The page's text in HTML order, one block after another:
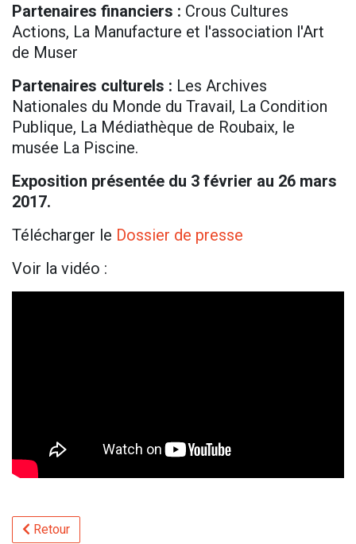
Partenaires financiers : Crous Cultures
Actions, La Manufacture et l'association l'Art
de Muser
Partenaires culturels : Les Archives
Nationales du Monde du Travail, La Condition
Publique, La Médiathèque de Roubaix, le
musée La Piscine.
Exposition présentée du 3 février au 26 mars
2017.
Télécharger le Dossier de presse
Voir la vidéo :
Retour